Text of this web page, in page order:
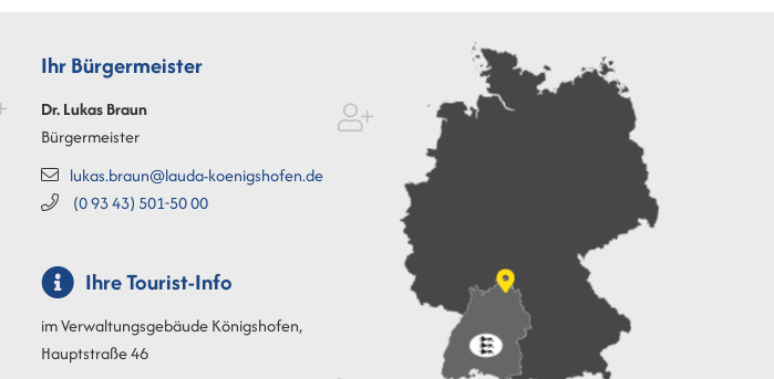
Ihr Bürgermeister
Dr. LukasBraun
Bürgermeister
lukas.braun@lauda-koenigshofen.de
(09343) 501-5000
Ihre Tourist-Info
im Verwaltungsgebäude Königshofen,
Hauptstraße 46